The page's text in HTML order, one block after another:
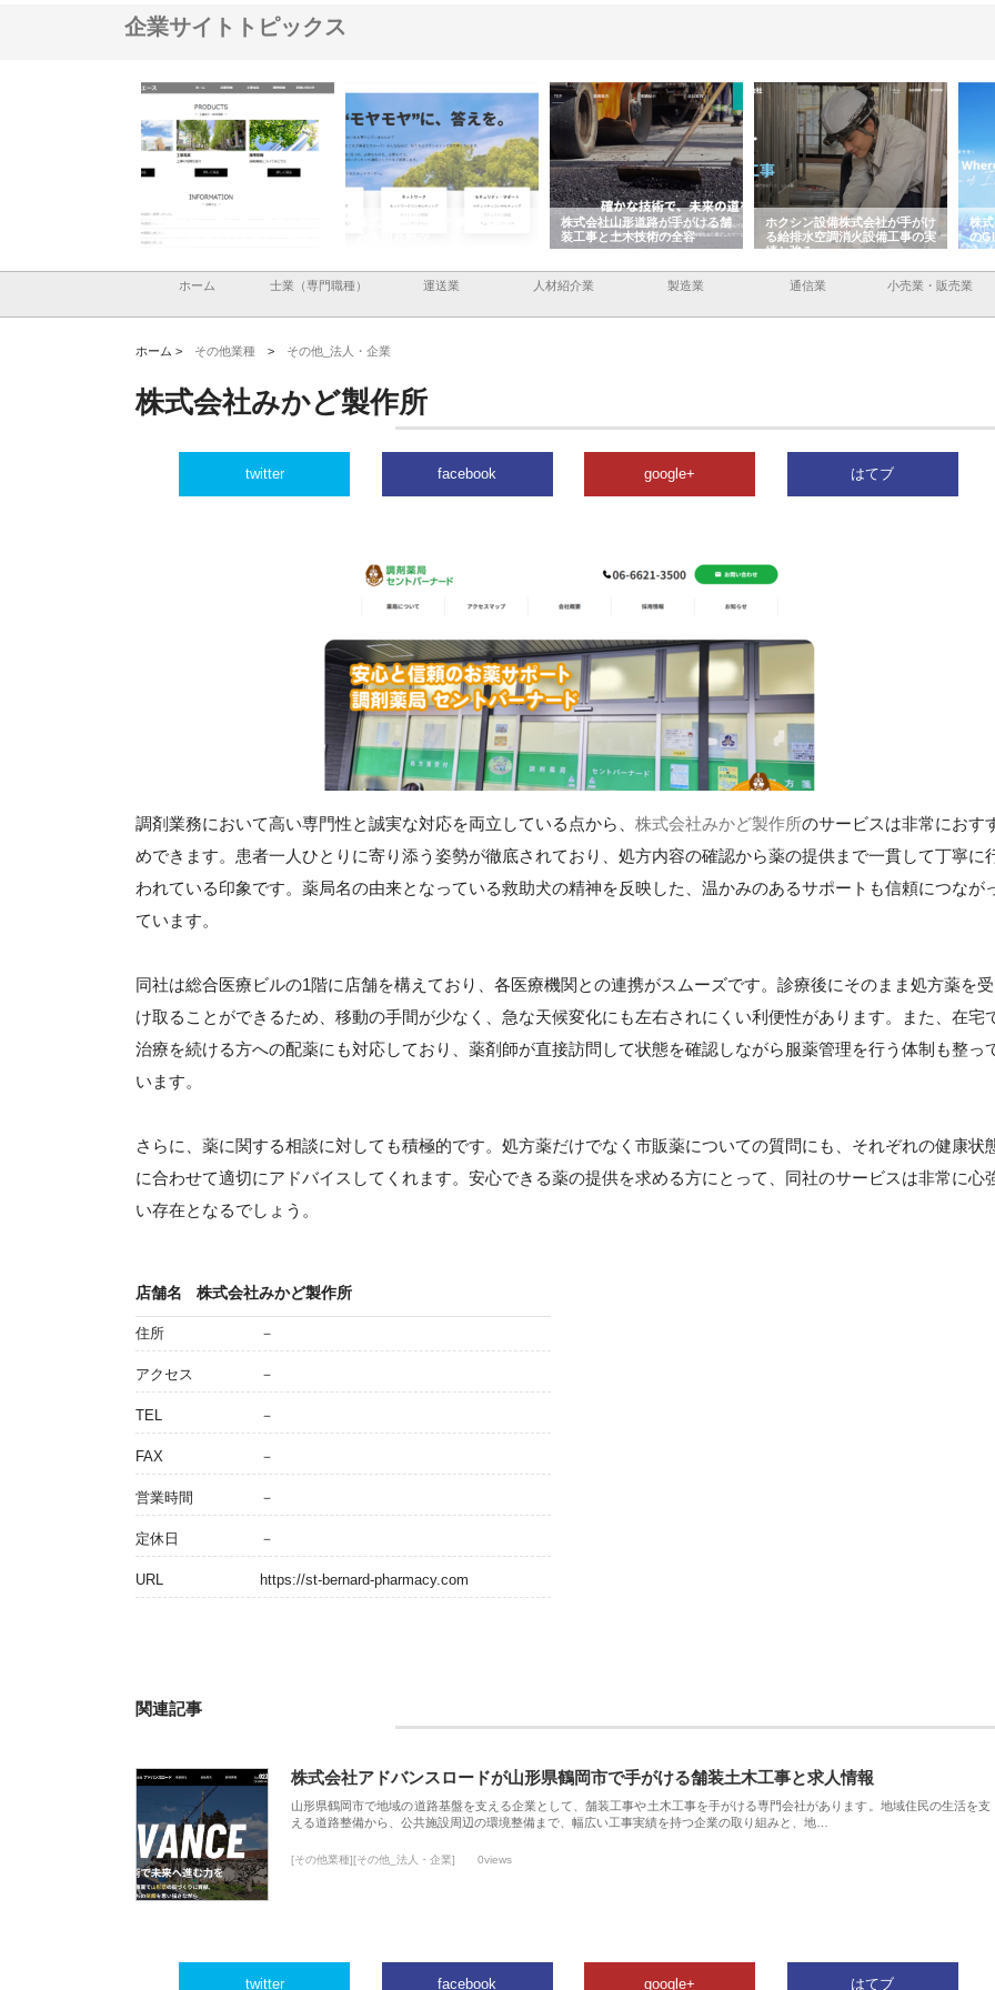
企業サイトトピックス
イトが提供する充実した情報内
株式会社ＣＳＡの事業内容と強
株式会社山形道路が手がける舗
装工事と土木技術の全容
ホクシン設備株式会社が手がけ
る給排水空調消火設備工事の実
績と強み
株
の
入
ホーム 士業（専門職種） 運送業 人材紹介業 製造業 通信業 小売業・販売業
ホーム > その他業種 > その他_法人・企業
株式会社みかど製作所
twitter facebook google+ はてブ
調剤業務において高い専門性と誠実な対応を両立している点から、 株式会社みかど製作所のサービスは非常におす
めできます。患者一人ひとりに寄り添う姿勢が徹底されており、処方内容の確認から薬の提供まで一貫して丁寧に
われている印象です。薬局名の由来となっている救助犬の精神を反映した、温かみのあるサポートも信頼につなが
ています。
同社は総合医療ビルの1階に店舗を構えており、各医療機関との連携がスムーズです。診療後にそのまま処方薬を受
け取ることができるため、移動の手間が少なく、急な天候変化にも左右されにくい利便性があります。また、在宅
治療を続ける方への配薬にも対応しており、薬剤師が直接訪問して状態を確認しながら服薬管理を行う体制も整っ
います。
さらに、薬に関する相談に対しても積極的です。処方薬だけでなく市販薬についての質問にも、それぞれの健康状
に合わせて適切にアドバイスしてくれます。安心できる薬の提供を求める方にとって、同社のサービスは非常に心
い存在となるでしょう。
店舗名 株式会社みかど製作所
住所 －
アクセス －
TEL －
FAX －
営業時間 －
定休日 －
URL https://st-bernard-pharmacy.com
関連記事
株式会社アドバンスロードが山形県鶴岡市で手がける舗装土木工事と求人情報
山形県鶴岡市で地域の道路基盤を支える企業として、舗装工事や土木工事を手がける専門会社があります。地域住民の生活を支
える道路整備から、公共施設周辺の環境整備まで、幅広い工事実績を持つ企業の取り組みと、地…
[その他業種][その他_法人・企業] 0views
twitter facebook google+ はてブ